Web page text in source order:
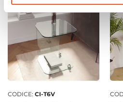
100 cm
Altezza Minima
90 cm
Portata Massima
150 Kg
Braccioli
Si
Ruote
CODICE: CI-T6V